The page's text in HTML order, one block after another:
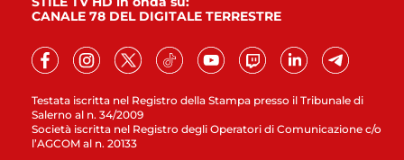
Testata iscritta nel Registro della Stampa presso il Tribunale di
Salerno al n. 34/2009
Società iscritta nel Registro degli Operatori di Comunicazione c/o
l’AGCOM al n. 20133
CANALE 78 DEL DIGITALE TERRESTRE